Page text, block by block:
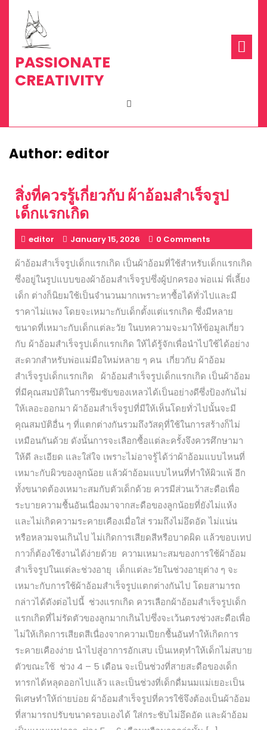
content
PASSIONATE
CREATIVITY
Author: editor
สิ่งที่ควรรู้เกี่ยวกับ ผ้าอ้อมสำเร็จรูป
เด็กแรกเกิด
editor January 15, 2026 0 Comments
ผ้าอ้อมสำเร็จรูปเด็กแรกเกิด เป็นผ้าอ้อมที่ใช้สำหรับเด็กแรกเกิด
ซึ่งอยู่ในรูปแบบของผ้าอ้อมสำเร็จรูปซึ่งผู้ปกครอง พ่อแม่ พี่เลี้ยง
เด็ก ต่างก็นิยมใช้เป็นจำนวนมากเพราะหาซื้อได้ทั่วไปและมี
ราคาไม่แพง โดยจะเหมาะกับเด็กตั้งแต่แรกเกิด ซึ่งมีหลาย
ขนาดที่เหมาะกับเด็กแต่ละวัย ในบทความจะมาให้ข้อมูลเกี่ยว
กับ ผ้าอ้อมสำเร็จรูปเด็กแรกเกิด ให้ได้รู้จักเพื่อนำไปใช้ได้อย่าง
สะดวกสำหรับพ่อแม่มือใหม่หลาย ๆ คน เกี่ยวกับ ผ้าอ้อม
สำเร็จรูปเด็กแรกเกิด ผ้าอ้อมสำเร็จรูปเด็กแรกเกิด เป็นผ้าอ้อม
ที่มีคุณสมบัติในการซึมซับของเหลวได้เป็นอย่างดีซึ่งป้องกันไม่
ให้เลอะออกมา ผ้าอ้อมสำเร็จรูปที่มีให้เห็นโดยทั่วไปนั้นจะมี
คุณสมบัติอื่น ๆ ที่แตกต่างกันรวมถึงวัสดุที่ใช้ในการสร้างก็ไม่
เหมือนกันด้วย ดังนั้นการจะเลือกซื้อแต่ละครั้งจึงควรศึกษามา
ให้ดี ละเอียด และใส่ใจ เพราะไม่อาจรู้ได้ว่าผ้าอ้อมแบบไหนที่
เหมาะกับผิวของลูกน้อย แล้วผ้าอ้อมแบบไหนที่ทำให้ผิวแพ้ อีก
ทั้งขนาดต้องเหมาะสมกับตัวเด็กด้วย ควรมีส่วนเว้าสะดือเพื่อ
ระบายความชื้นอันเนื่องมาจากสะดือของลูกน้อยที่ยังไม่แห้ง
และไม่เกิดความระคายเคืองเมื่อใส่ รวมถึงไม่อึดอัด ไม่แน่น
หรือหลวมจนเกินไป ไม่เกิดการเสียดสีหรือบาดผิด แล้วขอบเทป
กาวก็ต้องใช้งานได้ง่ายด้วย ความเหมาะสมของการใช้ผ้าอ้อม
สำเร็จรูปในแต่ละช่วงอายุ เด็กแต่ละวัยในช่วงอายุต่าง ๆ จะ
เหมาะกับการใช้ผ้าอ้อมสำเร็จรูปแตกต่างกันไป โดยสามารถ
กล่าวได้ดังต่อไปนี้ ช่วงแรกเกิด ควรเลือกผ้าอ้อมสำเร็จรูปเด็ก
แรกเกิดที่ไม่รัดตัวของลูกมากเกินไปซึ่งจะเว้นตรงช่วงสะดือเพื่อ
ไม่ให้เกิดการเสียดสีเนื่องจากความเปียกชื้นอันทำให้เกิดการ
ระคายเคืองง่าย นำไปสู่อาการอักเสบ เป็นเหตุทำให้เด็กไม่สบาย
ตัวขณะใช้ ช่วง 4 – 5 เดือน จะเป็นช่วงที่สายสะดือของเด็ก
ทารกได้หลุดออกไปแล้ว และเป็นช่วงที่เด็กดื่มนมแม่เยอะเป็น
พิเศษทำให้ถ่ายบ่อย ผ้าอ้อมสำเร็จรูปที่ควรใช้จึงต้องเป็นผ้าอ้อม
ที่สามารถปรับขนาดรอบเองได้ ใส่กระชับไม่อึดอัด และผ้าอ้อม